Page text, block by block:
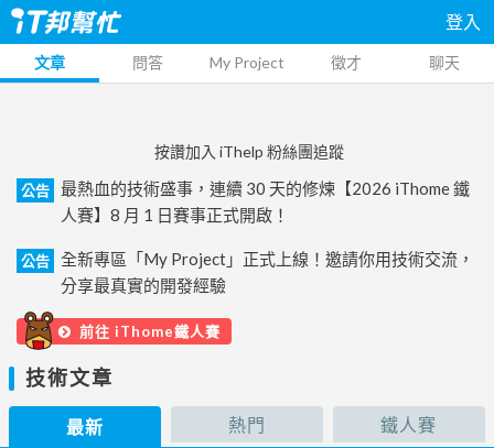
登入
文章 問答 My Project 徵才 聊天
按讚加入 iThelp 粉絲團追蹤
公告
最熱血的技術盛事，連續 30 天的修煉【2026 iThome 鐵
人賽】8 月 1 日賽事正式開啟！
公告
全新專區「My Project」正式上線！邀請你用技術交流，
分享最真實的開發經驗
前往 iThome鐵人賽
技術文章
最新 熱門 鐵人賽